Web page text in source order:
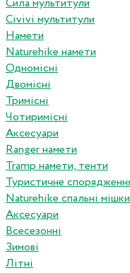
Сила мультитули
Civivi мультитули
Намети
Naturehike намети
Одномісні
Двомісні
Тримісні
Чотиримісні
Аксесуари
Ranger намети
Tramp намети, тенти
Туристичне
Naturehike спальні мішки
Аксесуари
Всесезонні
Зимові
Літні